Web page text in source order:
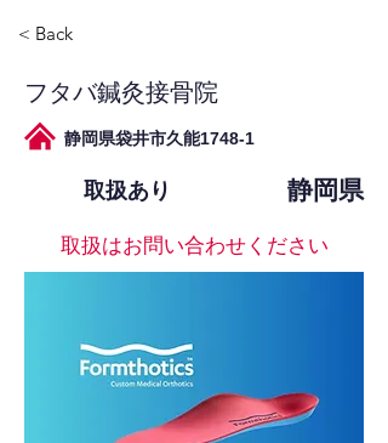
< Back
フタバ鍼灸接骨院
静岡県袋井市久能1748-1
取扱あり 静岡県
取扱はお問い合わせください